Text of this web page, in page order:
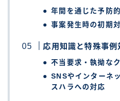
年間を通じた予防
事案発生時の初期
応用知識と特殊事例
不当要求・執拗な
SNSやインターネ
スハラへの対応